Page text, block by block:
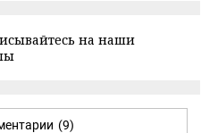
на наши
(9)